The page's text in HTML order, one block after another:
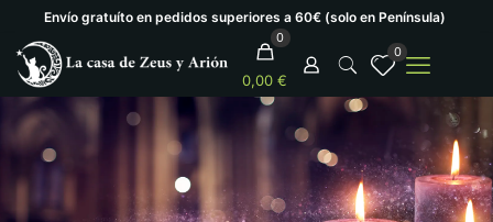
Envío gratuíto en pedidos superiores a 60€ (solo en Península)
0
0,00 €
0